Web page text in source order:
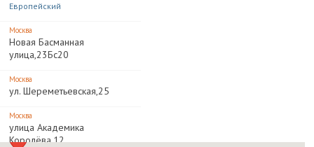
Европейский
Москва
Новая Басманная
улица,23Бс20
Москва
ул. Шереметьевская,25
Москва
улица Академика
Королёва,12